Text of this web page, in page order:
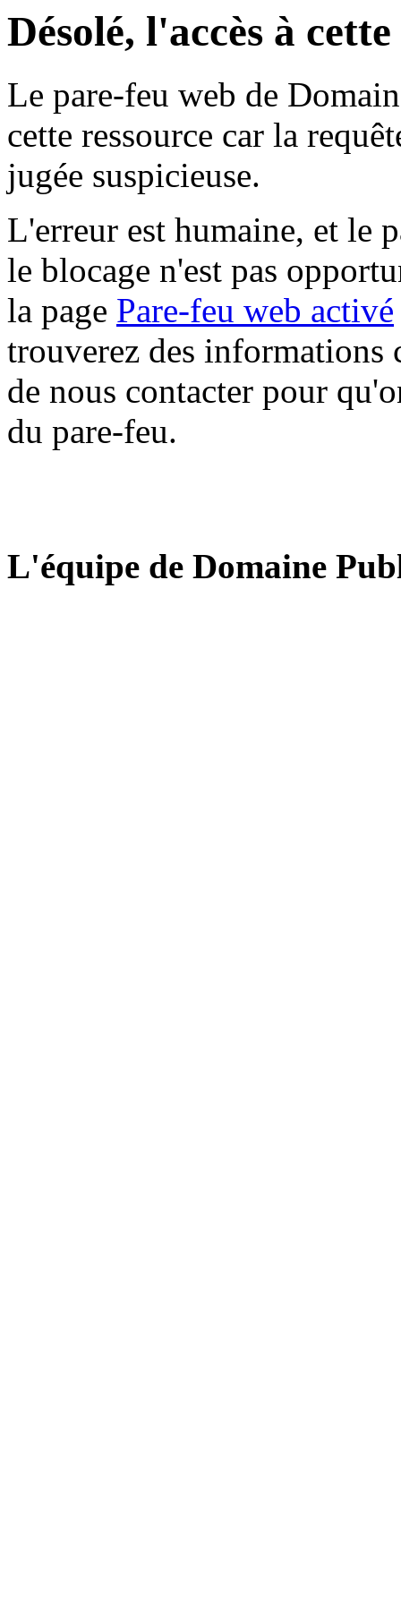
Désolé, l'accès à
Le pare-feu web de
cette ressource car la
jugée suspicieuse.
L'erreur est humaine, et le
le blocage n'est pas
la page Pare-feu web activé
trouverez des informations
de nous contacter pour
du pare-feu.
L'équipe de Domaine